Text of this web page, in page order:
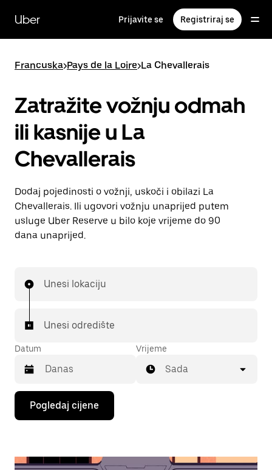
glavni
sadržaj
Uber Prijavite se Registriraj se
Francuska>Pays de la Loire>La Chevallerais
Zatražite vožnju odmah
ili kasnije u La
Chevallerais
Dodaj pojedinosti o vožnji, uskoči i obilazi La
Chevallerais. Ili ugovori vožnju unaprijed putem
usluge Uber Reserve u bilo koje vrijeme do 90
dana unaprijed.
Unesi lokaciju
Unesi odredište
Datum
Pritisni
tipku
sa
za
Vrijeme
Sada
Pogledaj cijene